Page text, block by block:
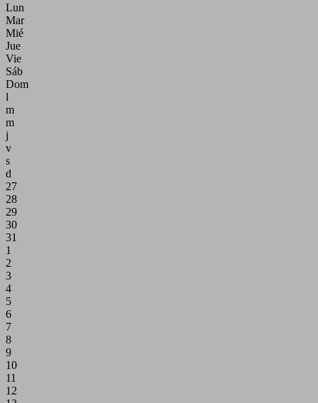
Lun
Mar
Mié
Jue
Vie
Sáb
Dom
l
m
m
j
v
s
d
27
28
29
30
31
1
2
3
4
5
6
7
8
9
10
11
12